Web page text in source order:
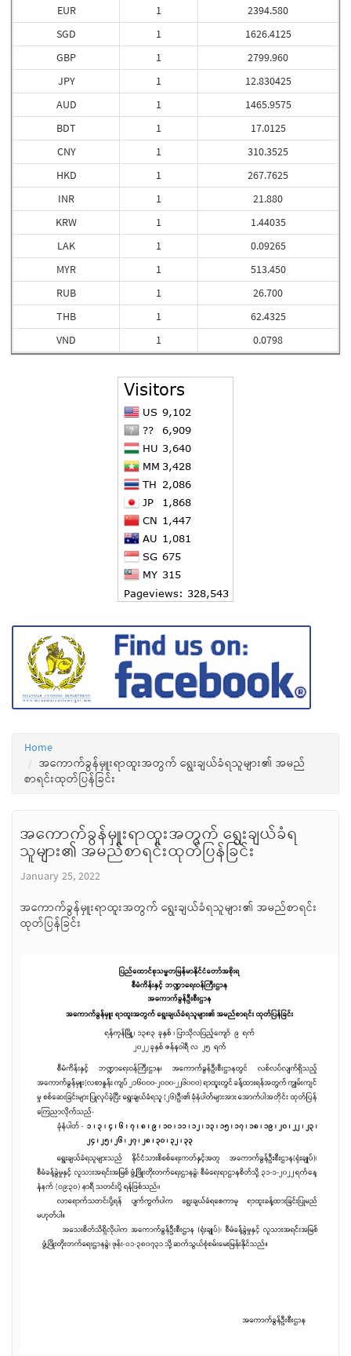
EUR
SGD
GBP
JPY
AUD
BDT
CNY
HKD
INR
KRW
LAK
MYR
RUB
THB
VND
1
1
1
1
1
1
1
1
1
1
1
1
1
1
1
2394.580
1626.4125
2799.960
12.830425
1465.9575
17.0125
310.3525
267.7625
21.880
1.44035
0.09265
513.450
26.700
62.4325
0.0798
Home
အကောက်ခွန်မှူးရာထူးအတွက် ရွေးချယ်ခံရသူများ၏ အမည်
စာရင်းထုတ်ပြန်ခြင်း
အကောက်ခွန်မှူးရာထူးအတွက် ရွေးချယ်ခံရ
သူများ၏ အမည်စာရင်းထုတ်ပြန်ခြင်း
January 25, 2022
အကောက်ခွန်မှူးရာထူးအတွက် ရွေးချယ်ခံရသူများ၏ အမည်စာရင်း
ထုတ်ပြန်ခြင်း